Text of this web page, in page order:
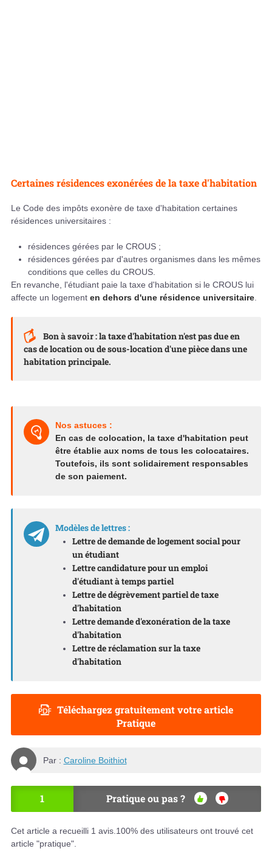
Certaines résidences exonérées de la taxe d'habitation
Le Code des impôts exonère de taxe d'habitation certaines
résidences universitaires :
résidences gérées par le CROUS ;
résidences gérées par d'autres organismes dans les mêmes
conditions que celles du CROUS.
En revanche, l'étudiant paie la taxe d'habitation si le CROUS lui
affecte un logement en dehors d'une résidence universitaire
Bon à savoir : la taxe d'habitation n'est pas due en
cas de location ou de sous-location d'une pièce dans une
habitation principale.
Nos astuces :
En cas de colocation, la taxe d'habitation peut
être établie aux noms de tous les colocataires.
Toutefois, ils sont solidairement responsables
de son paiement.
Modèles de lettres :
Lettre de demande de logement social pour
un étudiant
Lettre candidature pour un emploi
d'étudiant à temps partiel
Lettre de dégrèvement partiel de taxe
d'habitation
Lettre demande d'exonération de la taxe
d'habitation
Lettre de réclamation sur la taxe
d'habitation
Téléchargez gratuitement votre article
Pratique
Par : Caroline Boithiot
1 Pratique ou pas ?
OU
NO
N
Cet article a recueilli 1 avis. 100% des utilisateurs ont trouvé cet
article "pratique".